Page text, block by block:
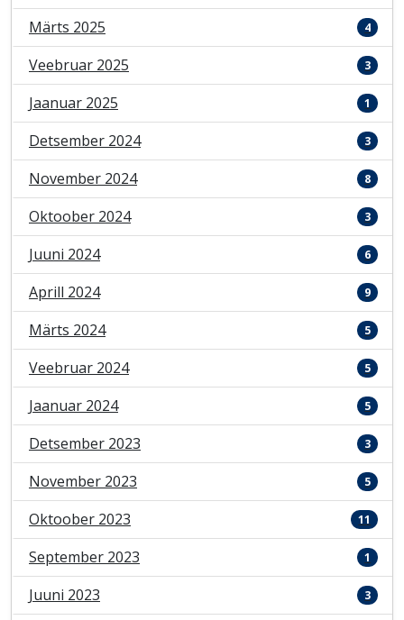
Märts 2025 4
Veebruar 2025 3
Jaanuar 2025 1
Detsember 2024 3
November 2024 8
Oktoober 2024 3
Juuni 2024 6
Aprill 2024 9
Märts 2024 5
Veebruar 2024 5
Jaanuar 2024 5
Detsember 2023 3
November 2023 5
Oktoober 2023 11
September 2023 1
Juuni 2023 3